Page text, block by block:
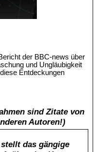
der BBC-news über
und Ungläubigkeit
Entdeckungen
sind Zitate von
Autoren!)
das gängige